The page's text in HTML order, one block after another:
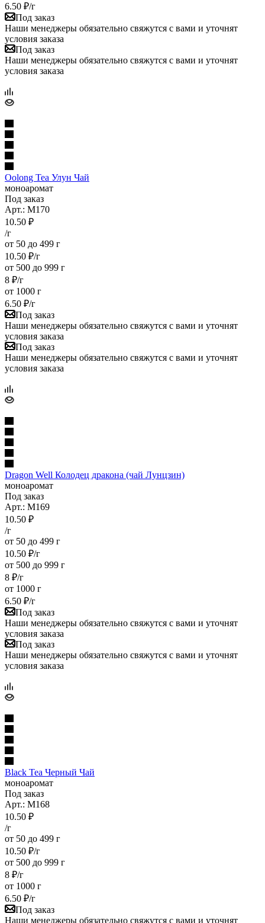
6.50 ₽/г
Под заказ
Наши менеджеры обязательно свяжутся с вами и уточнят
условия заказа
Под заказ
Наши менеджеры обязательно свяжутся с вами и уточнят
условия заказа
Oolong Tea Улун Чай
моноаромат
Под заказ
Арт.: M170
10.50 ₽
/г
от 50 до 499 г
10.50 ₽/г
от 500 до 999 г
8 ₽/г
от 1000 г
6.50 ₽/г
Под заказ
Наши менеджеры обязательно свяжутся с вами и уточнят
условия заказа
Под заказ
Наши менеджеры обязательно свяжутся с вами и уточнят
условия заказа
Dragon Well Колодец дракона (чай Лунцзин)
моноаромат
Под заказ
Арт.: M169
10.50 ₽
/г
от 50 до 499 г
10.50 ₽/г
от 500 до 999 г
8 ₽/г
от 1000 г
6.50 ₽/г
Под заказ
Наши менеджеры обязательно свяжутся с вами и уточнят
условия заказа
Под заказ
Наши менеджеры обязательно свяжутся с вами и уточнят
условия заказа
Black Tea Черный Чай
моноаромат
Под заказ
Арт.: M168
10.50 ₽
/г
от 50 до 499 г
10.50 ₽/г
от 500 до 999 г
8 ₽/г
от 1000 г
6.50 ₽/г
Под заказ
Наши менеджеры обязательно свяжутся с вами и уточнят